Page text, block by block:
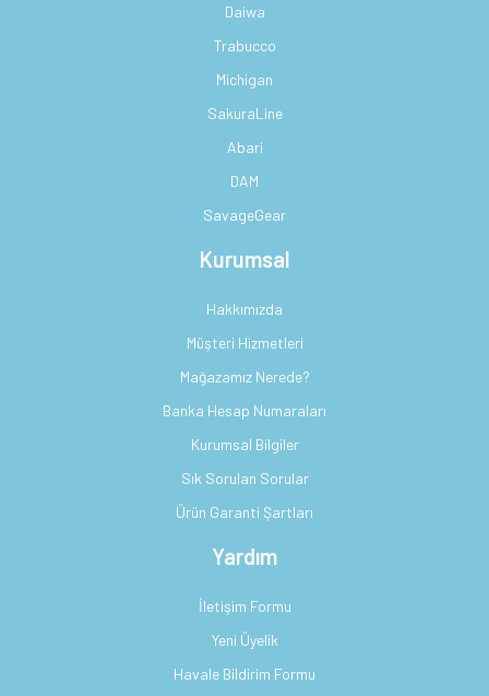
Daiwa
Trabucco
Michigan
SakuraLine
Abari
DAM
SavageGear
Kurumsal
Hakkımızda
Müşteri Hizmetleri
Mağazamız Nerede?
Banka Hesap Numaraları
Kurumsal Bilgiler
Sık Sorulan Sorular
Ürün Garanti Şartları
Yardım
İletişim Formu
Yeni Üyelik
Havale Bildirim Formu